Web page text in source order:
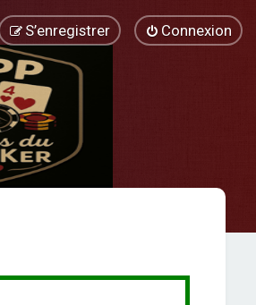
Connexion
S’enregistrer